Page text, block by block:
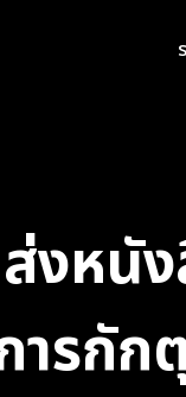
ส่งหนั
ารกั